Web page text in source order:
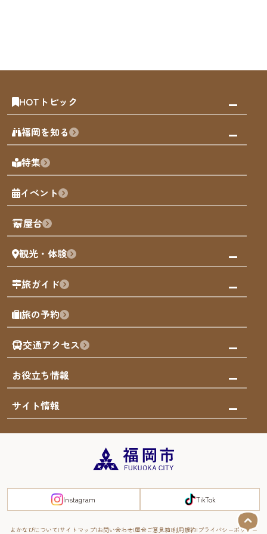
HOTトピック
みんなの旅行記
天神エリア
博多旧市街
福岡城
歴史・文化
福岡を知る
福岡の見どころ
福岡の魅力
観光カレンダー
観光PR動画
まち歩き
福岡グルメ
福岡を楽しむ
福岡のアート
福岡のナイトタイム
福岡の歴史・文化
サステナブルツーリズム
福岡検定
よかなび音声ガイド
FUKUOKA EAST&WEST COAST
特集
イベント
屋台
観光・体験
観る・遊ぶ
屋台
買う
体験
泊まる
旅ガイド
モデルコース
AIおまかせコース
オリジナルプラン
みんなの旅行記
旅の予約
交通アクセス
市内交通ガイド
お得なチケット
お役立ち情報
お知らせ
災害情報
サイト情報
まち歩き・体験プログラム掲載申込
Instagram TikTok
よかなびについて サイトマップ お問い合わせ 屋台ご意見箱 利用規約 プライバシーポリシー